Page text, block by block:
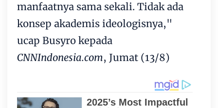
manfaatnya sama sekali. Tidak ada
konsep akademis ideologisnya,"
ucap Busyro kepada
CNNIndonesia.com, Jumat (13/8)